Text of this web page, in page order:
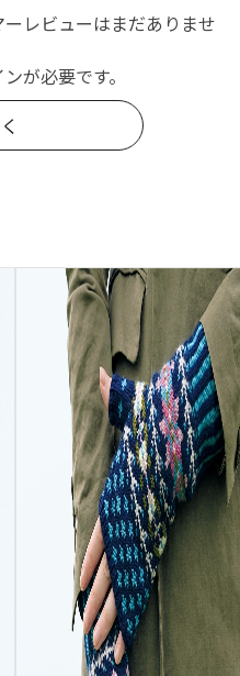
レビューはまだありませ
ンが必要です。